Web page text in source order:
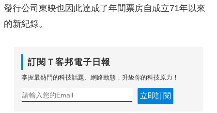
發行公司東映也因此達成了年間票房自成立71年以來
的新紀錄。
訂閱Ｔ客邦電子日報
掌握最熱門的科技話題、網路動態，升級你的科技原力！
立即訂閱